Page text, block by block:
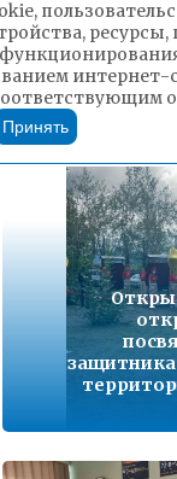
Центр
детей и их
защитника
интернет-
Принять